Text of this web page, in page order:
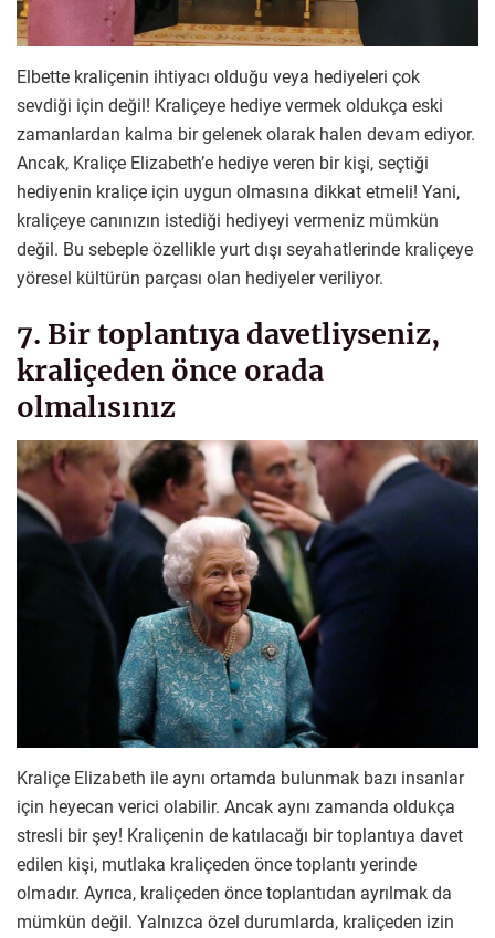
Elbette kraliçenin ihtiyacı olduğu veya hediyeleri çok
sevdiği için değil! Kraliçeye hediye vermek oldukça eski
zamanlardan kalma bir gelenek olarak halen devam ediyor.
Ancak, Kraliçe Elizabeth’e hediye veren bir kişi, seçtiği
hediyenin kraliçe için uygun olmasına dikkat etmeli! Yani,
kraliçeye canınızın istediği hediyeyi vermeniz mümkün
değil. Bu sebeple özellikle yurt dışı seyahatlerinde kraliçeye
yöresel kültürün parçası olan hediyeler veriliyor.
7. Bir toplantıya davetliyseniz,
kraliçeden önce orada
olmalısınız
Kraliçe Elizabeth ile aynı ortamda bulunmak bazı insanlar
için heyecan verici olabilir. Ancak aynı zamanda oldukça
stresli bir şey! Kraliçenin de katılacağı bir toplantıya davet
edilen kişi, mutlaka kraliçeden önce toplantı yerinde
olmadır. Ayrıca, kraliçeden önce toplantıdan ayrılmak da
mümkün değil. Yalnızca özel durumlarda, kraliçeden izin